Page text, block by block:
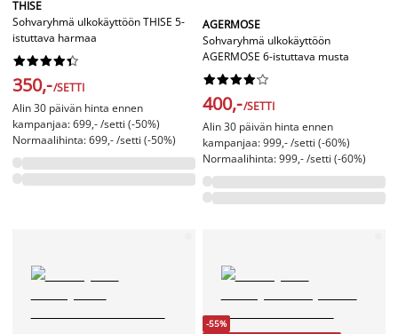
THISE
Sohvaryhmä ulkokäyttöön THISE 5-
istuttava harmaa






350,-/SETTI
Alin 30 päivän hinta ennen
kampanjaa: 699,- /setti (-50%)
Normaalihinta: 699,- /setti (-50%)
AGERMOSE
Sohvaryhmä ulkokäyttöön
AGERMOSE 6-istuttava musta






400,-/SETTI
Alin 30 päivän hinta ennen
kampanjaa: 999,- /setti (-60%)
Normaalihinta: 999,- /setti (-60%)
-55%